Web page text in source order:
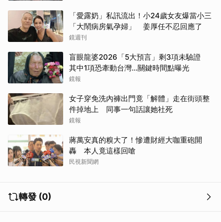
「愛露奶」私訊流出！小24歲女友爆當小三
「大鬧病房氣孕婦」 姜厚任不忍回應了
鏡週刊
盲眼龍婆2026「5大預言」剩3項未驗證
其中1項恐牽動台灣...關鍵時間點曝光
鏡報
女子穿免洗內褲出門竟「解體」走在街頭整
件掉地上 同事一句話讓她社死
鏡報
蔣萬安真的糗大了！慘遭財經大咖重砲開
轟 本人竟這樣回嗆
民視新聞網
轉發 (0)